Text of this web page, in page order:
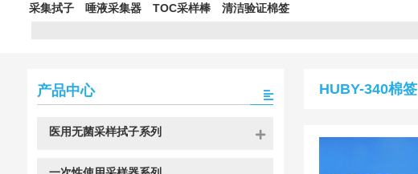
采集拭子 唾液采集器 TOC采样棒 清洁验证棉签
HUBY-340棉签
产品中心
医用无菌采样拭子系列